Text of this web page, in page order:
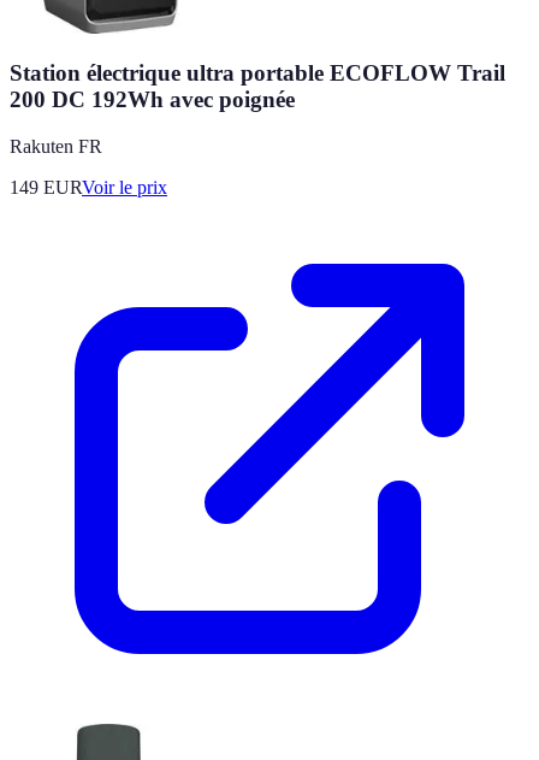
Station électrique ultra portable ECOFLOW Trail
200 DC 192Wh avec poignée
Rakuten FR
149 EURVoir le prix